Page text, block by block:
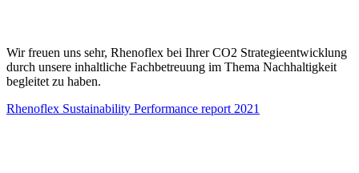
Wir freuen uns sehr, Rhenoflex bei Ihrer CO2 Strategieentwicklung
durch unsere inhaltliche Fachbetreuung im Thema Nachhaltigkeit
begleitet zu haben.
Rhenoflex Sustainability Performance report 2021